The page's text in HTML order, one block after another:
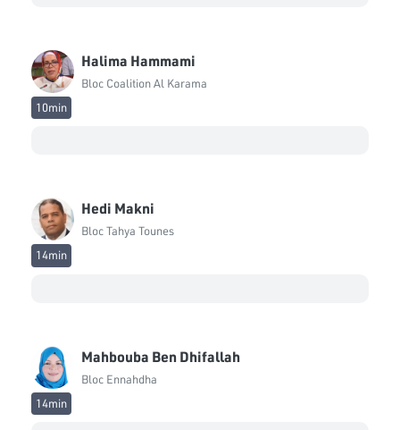
Halima Hammami
Bloc Coalition Al Karama
10min
Hedi Makni
Bloc Tahya Tounes
14min
Mahbouba Ben Dhifallah
Bloc Ennahdha
14min
Abdellatif Aloui
Awatef Ftirich
Indépendant